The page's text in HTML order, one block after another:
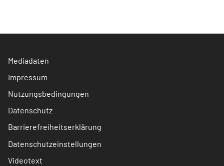
Mediadaten
Impressum
Nutzungsbedingungen
Datenschutz
Barrierefreiheitserklärung
Datenschutzeinstellungen
Videotext